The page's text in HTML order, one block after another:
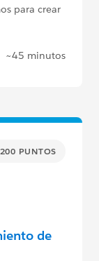
para crear
~45 minutos
PUNTOS
de